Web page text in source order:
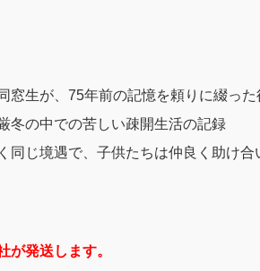
活
千
ヶ
の
窓生が、75年前の記憶を頼りに綴っ
冬の中での苦しい疎開生活の記録
同じ境遇で、子供たちは仲良く助け合
発送します。